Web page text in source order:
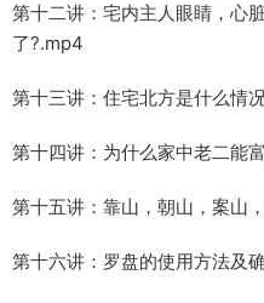
第十二讲：宅内主人眼睛，心
了?.mp4
第十三讲：住宅北方是什么情
第十四讲：为什么家中老二能
第十五讲：靠山，朝山，案山
第十六讲：罗盘的使用方法及